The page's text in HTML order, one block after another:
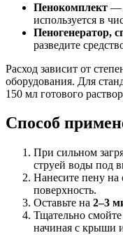
Пенокомплект —
используется в
Пеногенератор,
разведите
Расход зависит от
оборудования. Для
150 мл готового
Способ
При сильном
струей воды под
Нанесите пену
поверхность.
Оставьте на 2–3
Тщательно
начиная с крыши